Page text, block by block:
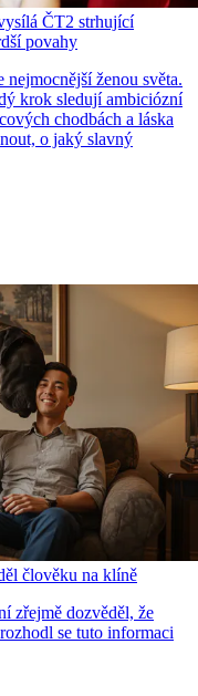
ČT2 strhující
povahy
nejmocnější ženou světa.
krok sledují ambiciózní
chodbách a láska
o jaký slavný
člověku na klíně
zřejmě dozvěděl, že
se tuto informaci